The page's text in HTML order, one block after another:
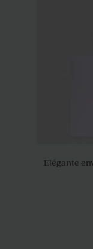
Elégante